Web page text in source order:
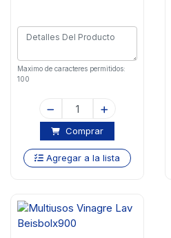
Maximo de caracteres permitidos:
100
Comprar
Agregar a la lista